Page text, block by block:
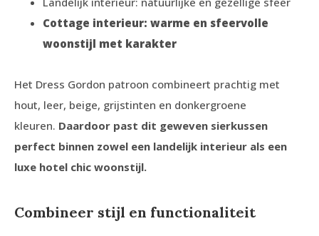
Cottage interieur: warme en sfeervolle
woonstijl met karakter
Het Dress Gordon patroon combineert prachtig met
hout, leer, beige, grijstinten en donkergroene
kleuren. Daardoor past dit geweven sierkussen
perfect binnen zowel een landelijk interieur als een
luxe hotel chic woonstijl.
Combineer stijl en functionaliteit